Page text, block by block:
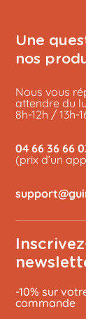
Une
nos
Nous vous
attendre du
8h-12h / 13h-
04 66 36 66
(prix d’un
-10% sur
commande